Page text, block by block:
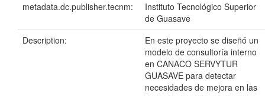
metadata.dc.publisher.tecnm:
Instituto Tecnológico Superior
de Guasave
Description:
En este proyecto se diseñó un
modelo de consultoría interno
en CANACO SERVYTUR
GUASAVE para detectar
necesidades de mejora en las